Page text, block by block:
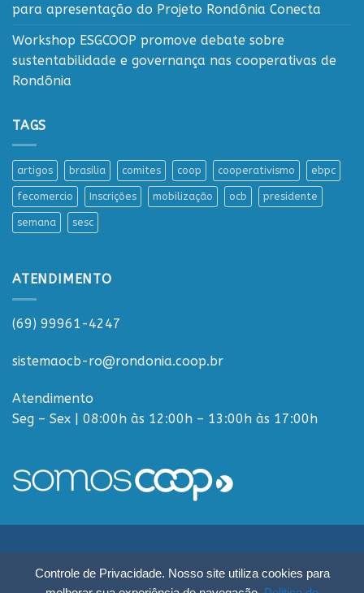
Controle de Privacidade. Nosso site utiliza cookies para
para apresentação do Projeto Rondônia Conecta
Workshop ESGCOOP promove debate sobre
sustentabilidade e governança nas cooperativas de
Rondônia
TAGS
artigos brasilia comites coop cooperativismo ebpc
fecomercio Inscrições mobilização ocb presidente
semana sesc
ATENDIMENTO
(69) 99961-4247
sistemaocb-ro@rondonia.coop.br
Atendimento
Seg – Sex | 08:00h às 12:00h – 13:00h às 17:00h
Sistema OCB Rondônia © Todos os Direitos Reservados - R. Paulo
Macalão, 4675 - Flodoaldo Pontes Pinto, Porto Velho - RO, 76820-454